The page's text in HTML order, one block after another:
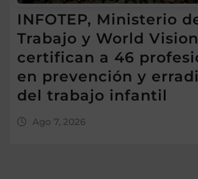
INFOTEP, Ministerio
Trabajo y World Vision
certifican a 46
en prevención y
del trabajo infantil
Ago 7, 2026